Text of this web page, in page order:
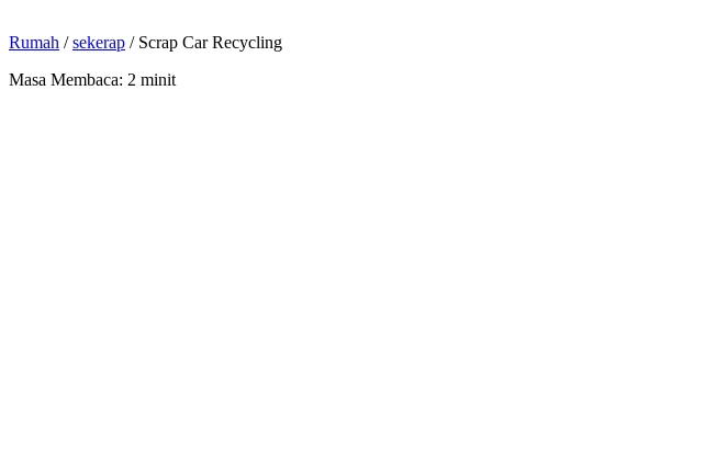
Rumah /sekerap / Scrap Car Recycling
Masa Membaca: 2 minit